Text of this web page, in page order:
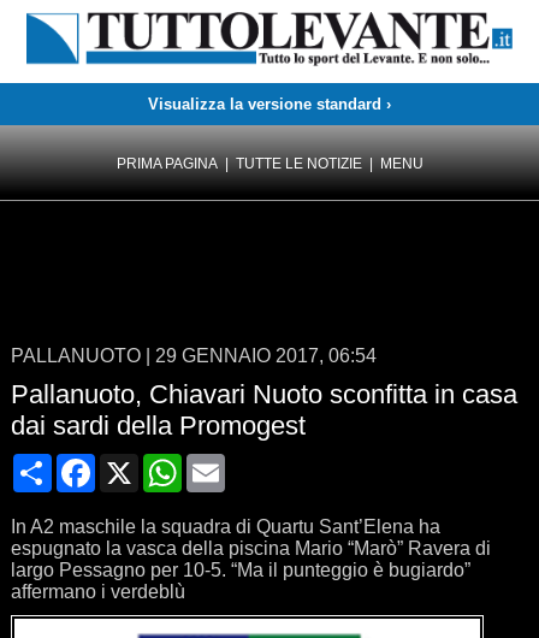
Visualizza la versione standard ›
PRIMA PAGINA| TUTTE LE NOTIZIE| MENU
PALLANUOTO| 29 GENNAIO 2017, 06:54
Pallanuoto, Chiavari Nuoto sconfitta in casa
dai sardi della Promogest
CondividiFacebook
X WhatsApp
Email
In A2 maschile la squadra di Quartu Sant’Elena ha
espugnato la vasca della piscina Mario “Marò” Ravera di
largo Pessagno per 10-5. “Ma il punteggio è bugiardo”
affermano i verdeblù